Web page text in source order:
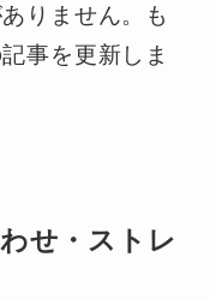
りません。も
事を更新しま
せ・ストレ